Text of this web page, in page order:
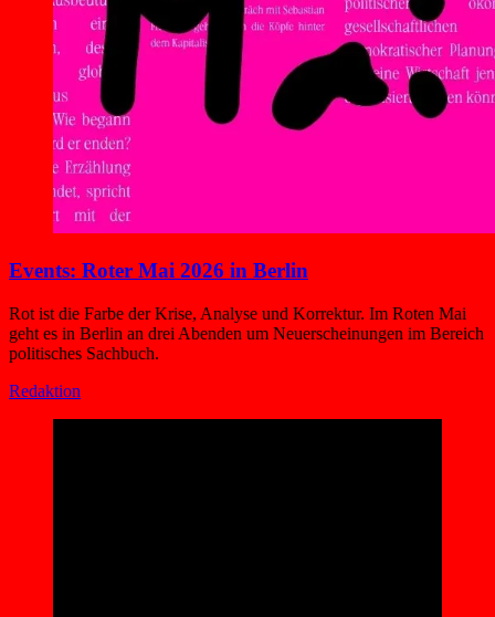
Events: Roter Mai 2026 in Berlin
Rot ist die Farbe der Krise, Analyse und Korrektur. Im Roten Mai
geht es in Berlin an drei Abenden um Neuerscheinungen im Bereich
politisches Sachbuch.
Redaktion